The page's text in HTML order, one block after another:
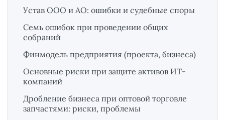
Устав ООО и АО: ошибки и судебные споры
Семь ошибок при проведении общих
собраний
Финмодель предприятия (проекта, бизнеса)
Основные риски при защите активов ИТ-
компаний
Дробление бизнеса при оптовой торговле
запчастями: риски, проблемы